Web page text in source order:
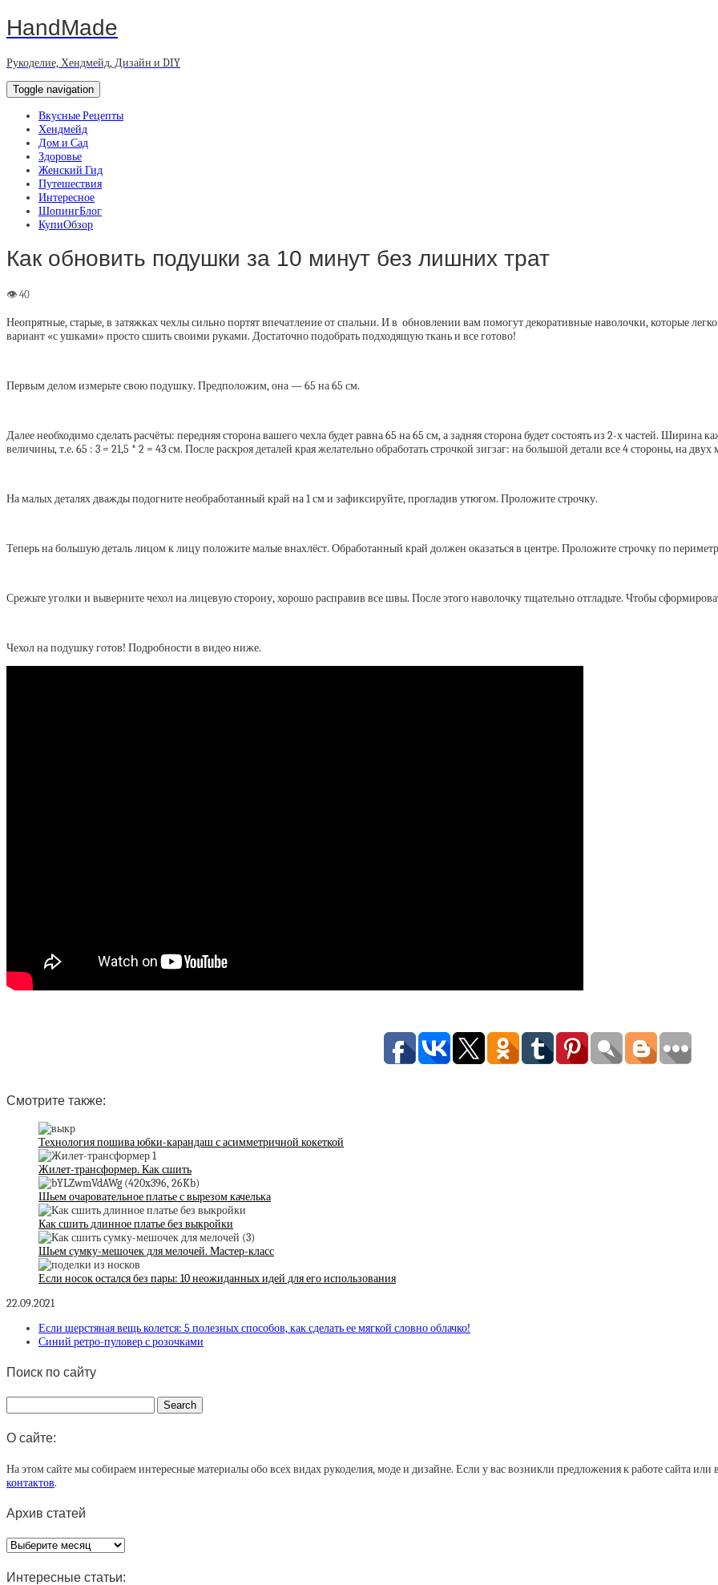
HandMade
Рукоделие, Хендмейд, Дизайн и DIY
Toggle navigation
Вкусные Рецепты
Хендмейд
Дом и Сад
Здоровье
Женский Гид
Путешествия
Интересное
ШопингБлог
КупиОбзор
Как обновить подушки за 10 минут без лишних трат
Неопрятные, старые, в затяжках чехлы сильно портят впечатление от спальни. И в обновлении вам помогут декоративные наволочки, которые
вариант «с ушками» просто сшить своими руками. Достаточно подобрать подходящую ткань и все готово!
Первым делом измерьте свою подушку. Предположим, она — 65 на 65 см.
Далее необходимо сделать расчёты: передняя сторона вашего чехла будет равна 65 на 65 см, а задняя сторона будет состоять из 2-х частей. Ширина
величины, т.е. 65 : 3 = 21,5 * 2 = 43 см. После раскроя деталей края желательно обработать строчкой зигзаг: на большой детали все 4 стороны, на
На малых деталях дважды подогните необработанный край на 1 см и зафиксируйте, прогладив утюгом. Проложите строчку.
Теперь на большую деталь лицом к лицу положите малые внахлёст. Обработанный край должен оказаться в центре. Проложите строчку по
Срежьте уголки и выверните чехол на лицевую сторону, хорошо расправив все швы. После этого наволочку тщательно отгладьте. Чтобы
Чехол на подушку готов! Подробности в видео ниже.
Смотрите также:
Технология пошива юбки-карандаш с асимметричной кокеткой
Жилет-трансформер. Как сшить
Шьем очаровательное платье с вырезом качелька
Как сшить длинное платье без выкройки
Шьем сумку-мешочек для мелочей. Мастер-класс
Если носок остался без пары: 10 неожиданных идей для его использования
22.09.2021
Если шерстяная вещь колется: 5 полезных способов, как сделать ее мягкой словно облачко!
Синий ретро-пуловер с розочками
Поиск по сайту
О сайте:
На этом сайте мы собираем интересные материалы обо всех видах рукоделия, моде и дизайне. Если у вас возникли предложения к работе сайта
контактов.
Архив статей
Архив
статей
Интересные статьи: